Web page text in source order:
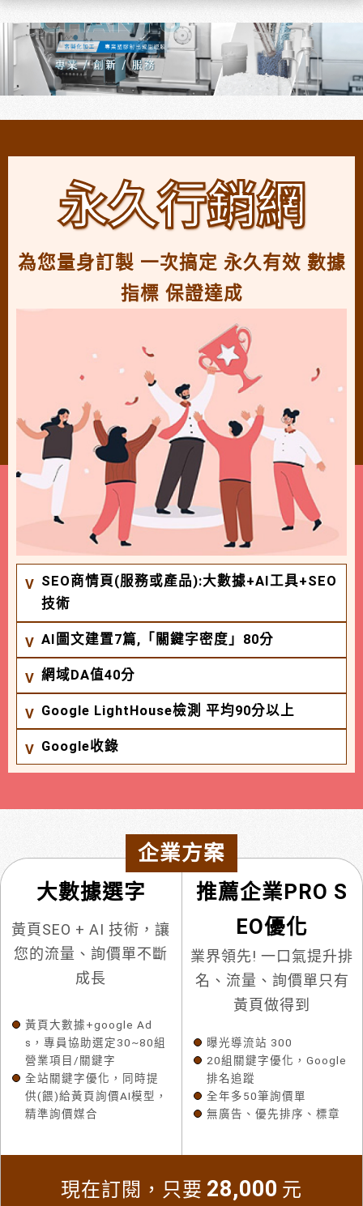
永久行銷網
為您量身訂製 一次搞定 永久有效 數據
指標 保證達成
SEO商情頁(服務或產品):大數據+AI工具+SEO
技術
AI圖文建置7篇,「關鍵字密度」80分
網域DA值40分
Google LightHouse檢測 平均90分以上
Google收錄
企業方案
大數據選字
黃頁SEO + AI 技術，讓
您的流量、詢價單不斷
成長
黃頁大數據+google Ad
s，專員協助選定30~80組
營業項目/關鍵字
全站關鍵字優化，同時提
供(餵)給黃頁詢價AI模型，
精準詢價媒合
推薦企業PRO S
EO優化
業界領先! 一口氣提升排
名、流量、詢價單只有
黃頁做得到
曝光導流站 300
20組關鍵字優化，Google
排名追蹤
全年多50筆詢價單
無廣告、優先排序、標章
現在訂閱，只要 28,000 元